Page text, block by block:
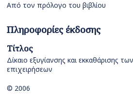
Από τον πρόλογο του βιβλίου
Πληροφορίες έκδοσης
Τίτλος
Δίκαιο εξυγίανσης και εκκαθάρισης
επιχειρήσεων
© 2006